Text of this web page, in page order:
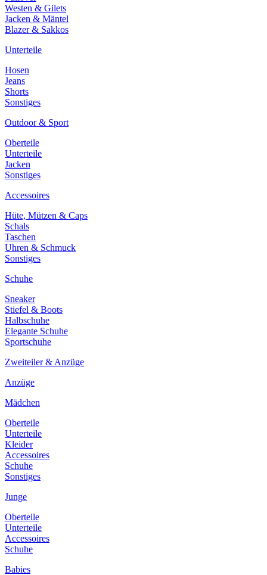
Westen & Gilets
Jacken & Mäntel
Blazer & Sakkos
Unterteile
Hosen
Jeans
Shorts
Sonstiges
Outdoor & Sport
Oberteile
Unterteile
Jacken
Sonstiges
Accessoires
Hüte, Mützen & Caps
Schals
Taschen
Uhren & Schmuck
Sonstiges
Schuhe
Sneaker
Stiefel & Boots
Halbschuhe
Elegante Schuhe
Sportschuhe
Zweiteiler & Anzüge
Anzüge
Mädchen
Oberteile
Unterteile
Kleider
Accessoires
Schuhe
Sonstiges
Junge
Oberteile
Unterteile
Accessoires
Schuhe
Babies